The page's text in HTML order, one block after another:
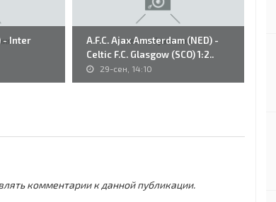
- Inter
A.F.C. Ajax Amsterdam (NED) -
Celtic F.C. Glasgow (SCO) 1:2..
29-сен, 14:10
комментарии к данной публикации.